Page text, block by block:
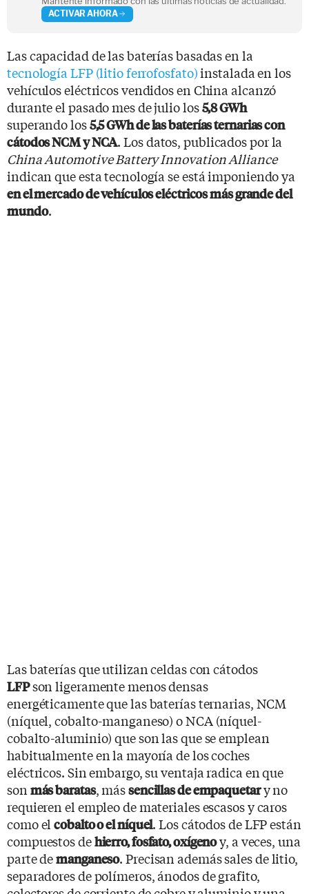
ACTIVAR AHORA
Las capacidad de las baterías basadas en la
tecnología LFP (litio ferrofosfato)instalada en los
vehículos eléctricos vendidos en China alcanzó
durante el pasado mes de julio los5,8 GWh
superando los5,5 GWh de las baterías ternarias con
cátodos NCM y NCA. Los datos, publicados por la
China Automotive Battery Innovation Alliance
indican que esta tecnología se está imponiendo ya
en el mercado de vehículos eléctricos más grande del
mundo.
Las baterías que utilizan celdas con cátodos
LFPson ligeramente menos densas
energéticamente que las baterías ternarias, NCM
(níquel, cobalto-manganeso) o NCA (níquel-
cobalto-aluminio) que son las que se emplean
habitualmente en la mayoría de los coches
eléctricos. Sin embargo, su ventaja radica en que
son más baratas, mássencillas de empaquetary no
requieren el empleo de materiales escasos y caros
como elcobalto o el níquel. Los cátodos de LFP están
compuestos dehierro, fosfato, oxígenoy, a veces, una
parte demanganeso. Precisan además sales de litio,
separadores de polímeros, ánodos de grafito,